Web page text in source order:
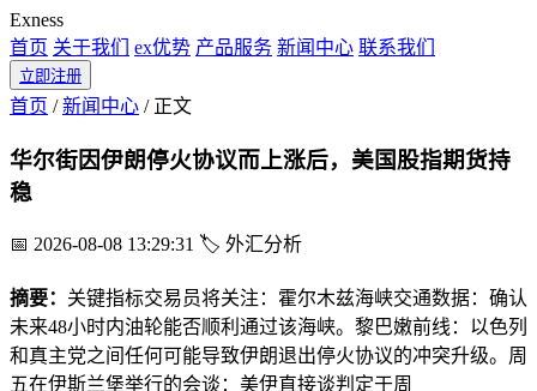
Exness
首页 关于我们 ex优势 产品服务 新闻中心 联系我们
立即注册
首页 /新闻中心 / 正文
华尔街因伊朗停火协议而上涨后，美国股指期货持
稳
📅 2026-08-08 13:29:31 🏷️ 外汇分析
摘要： 关键指标交易员将关注：霍尔木兹海峡交通数据：确认
未来48小时内油轮能否顺利通过该海峡。黎巴嫩前线：以色列
和真主党之间任何可能导致伊朗退出停火协议的冲突升级。周
五在伊斯兰堡举行的会谈：美伊直接谈判定于周